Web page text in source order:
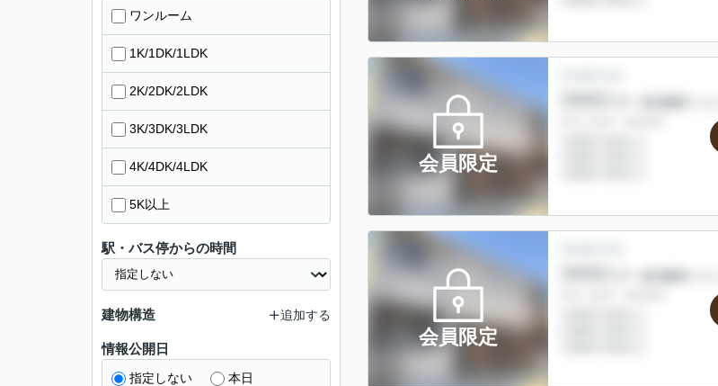
会員限定
会員限定
ワンルーム
1K/1DK/1LDK
2K/2DK/2LDK
3K/3DK/3LDK
4K/4DK/4LDK
5K以上
駅・バス停からの時間
建物構造 追加する
情報公開日
指定しない 本日